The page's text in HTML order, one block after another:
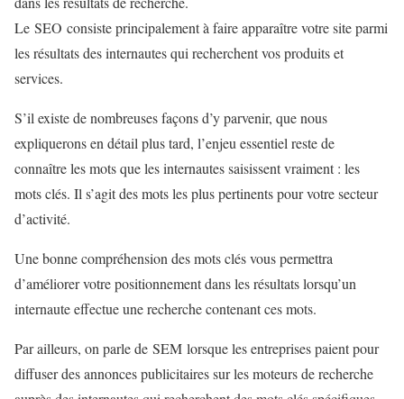
Le SEO consiste principalement à faire apparaître votre site parmi
les résultats des internautes qui recherchent vos produits et
services.
S’il existe de nombreuses façons d’y parvenir, que nous
expliquerons en détail plus tard, l’enjeu essentiel reste de
connaître les mots que les internautes saisissent vraiment : les
mots clés. Il s’agit des mots les plus pertinents pour votre secteur
d’activité.
Une bonne compréhension des mots clés vous permettra
d’améliorer votre positionnement dans les résultats lorsqu’un
internaute effectue une recherche contenant ces mots.
Par ailleurs, on parle de SEM lorsque les entreprises paient pour
diffuser des annonces publicitaires sur les moteurs de recherche